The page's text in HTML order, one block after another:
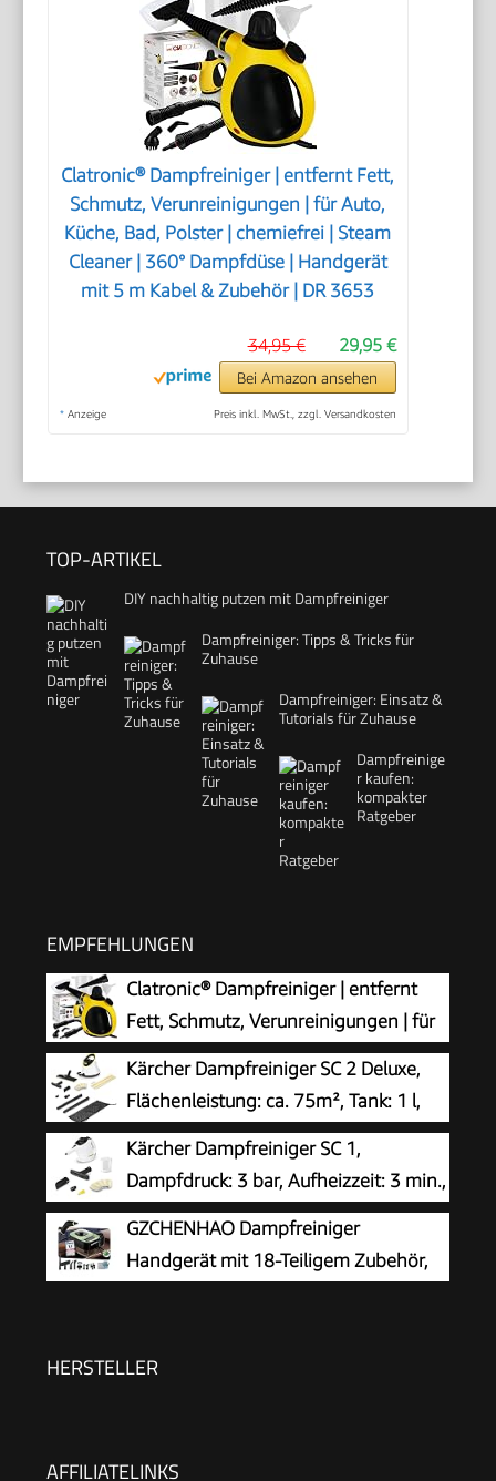
Clatronic® Dampfreiniger | entfernt Fett,
Schmutz, Verunreinigungen | für Auto,
Küche, Bad, Polster | chemiefrei | Steam
Cleaner | 360° Dampfdüse | Handgerät
mit 5 m Kabel & Zubehör | DR 3653
29,95 €
34,95 €
Bei Amazon ansehen
* Anzeige Preis inkl. MwSt., zzgl. Versandkosten
TOP-ARTIKEL
DIY nachhaltig putzen mit Dampfreiniger
Dampfreiniger: Tipps & Tricks für
Zuhause
Dampfreiniger: Einsatz &
Tutorials für Zuhause
Dampfreinige
r kaufen:
kompakter
Ratgeber
EMPFEHLUNGEN
Clatronic® Dampfreiniger | entfernt
Fett, Schmutz, Verunreinigungen | für
Auto, Küche, Bad, Polster | chemiefrei |
Steam Cleaner | 360° Dampfdüse | Handgerät
mit 5 m Kabel & Zubehör | DR 3653
Kärcher Dampfreiniger SC 2 Deluxe,
Flächenleistung: ca. 75m², Tank: 1 l,
Dampfdruck: max. 3,2 bar, Aufheizzeit:
6,5 min., Heizleistung: 1.500 W, mit
Bodenreinigungsset EasyFix und 3 Düsen,Single
Kärcher Dampfreiniger SC 1,
Dampfdruck: 3 bar, Aufheizzeit: 3 min.,
Leistung: 1.200 W, Flächenleistung: 20
m², Tank: 200 ml, mit Hand-, Punktstrahl- und
Powerdüse, Mikrofaser-Überzug und Rundbürste
GZCHENHAO Dampfreiniger
Handgerät mit 18-Teiligem Zubehör,
Natürlich,Steam Cleaner für Boden, Küche, Bad,
HERSTELLER
AFFILIATELINKS